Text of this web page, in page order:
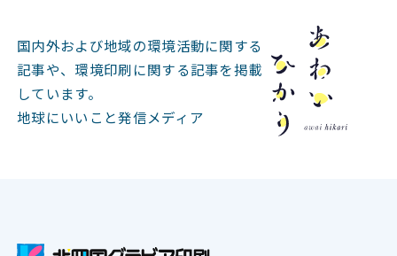
国内外および地域の環境活動に関する
記事や、 環境印刷に関する記事を掲載
しています。
地球にいいこと発信メディア